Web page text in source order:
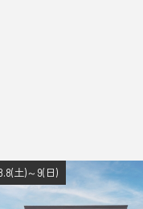
土)～9(日)